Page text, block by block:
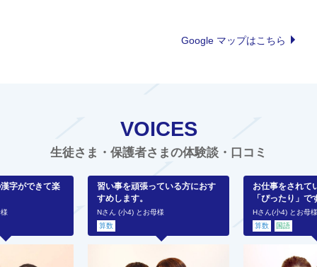
Google マップはこちら
VOICES
生徒さま・保護者さまの体験談・口コミ
字ができて楽
習い事を頑張っている方におす
すめします。
Nさん (小4) とお母様
算数
お仕事をされて
「ぴったり」で
Hさん(小4) とお母
算数
国語